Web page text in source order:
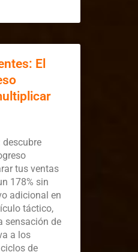
El
descubre
tus ventas
178% sin
adicional en
táctico,
sensación de
a los
de